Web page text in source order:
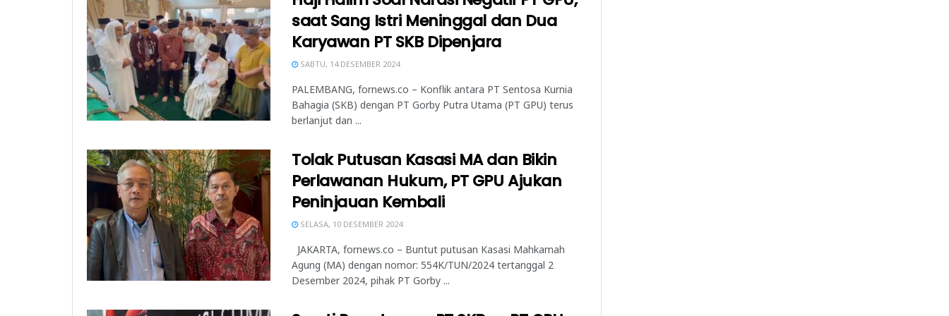
saat Sang Istri Meninggal dan Dua
Karyawan PT SKB Dipenjara
SABTU, 14 DESEMBER 2024
PALEMBANG, fornews.co – Konflik antara PT Sentosa Kurnia
Bahagia (SKB) dengan PT Gorby Putra Utama (PT GPU) terus
berlanjut dan ...
Tolak Putusan Kasasi MA dan Bikin
Perlawanan Hukum, PT GPU Ajukan
Peninjauan Kembali
SELASA, 10 DESEMBER 2024
JAKARTA, fornews.co – Buntut putusan Kasasi Mahkamah
Agung (MA) dengan nomor: 554K/TUN/2024 tertanggal 2
Desember 2024, pihak PT Gorby ...